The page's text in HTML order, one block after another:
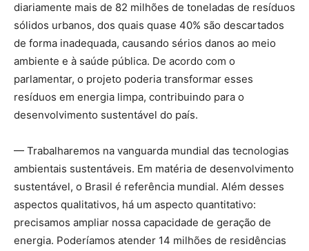
diariamente mais de 82 milhões de toneladas de resíduos
sólidos urbanos, dos quais quase 40% são descartados
de forma inadequada, causando sérios danos ao meio
ambiente e à saúde pública. De acordo com o
parlamentar, o projeto poderia transformar esses
resíduos em energia limpa, contribuindo para o
desenvolvimento sustentável do país.
— Trabalharemos na vanguarda mundial das tecnologias
ambientais sustentáveis. Em matéria de desenvolvimento
sustentável, o Brasil é referência mundial. Além desses
aspectos qualitativos, há um aspecto quantitativo:
precisamos ampliar nossa capacidade de geração de
energia. Poderíamos atender 14 milhões de residências